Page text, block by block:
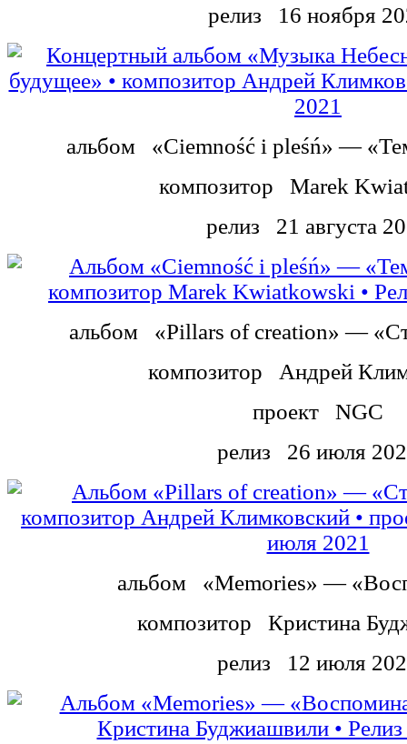
релиз
16 ноября
альбом
«Ciemność i pleśń» —
композитор
Marek
релиз
21 августа
альбом
«Pillars of creation» —
композитор
Андрей
проект
NGC
релиз
26 июля
альбом
«Memories» —
композитор
Кристина
релиз
12 июля